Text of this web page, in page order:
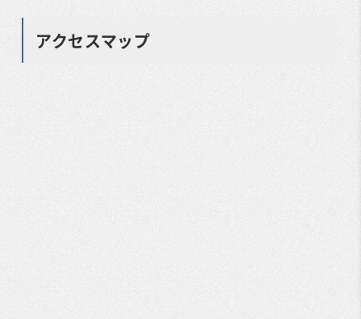
アクセスマップ